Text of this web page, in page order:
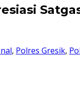
, Polres Gresik,